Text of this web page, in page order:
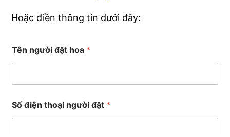
Hoặc điền thông tin dưới đây:
Tên người đặt hoa *
Số điện thoại người đặt *